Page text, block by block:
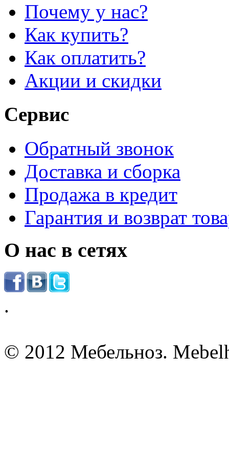
Почему у нас?
Как купить?
Как оплатить?
Акции и скидки
Сервис
Обратный звонок
Доставка и сборка
Продажа в кредит
Гарантия и возврат
О нас в сетях
.
© 2012 Мебельноз.